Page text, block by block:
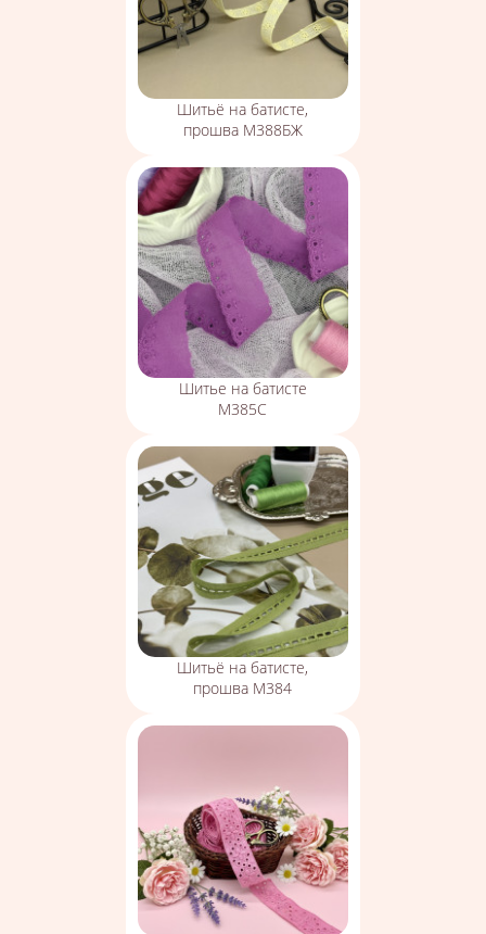
Шитьё на батисте,
прошва М388БЖ
Шитье на батисте
М385С
Шитьё на батисте,
прошва М384